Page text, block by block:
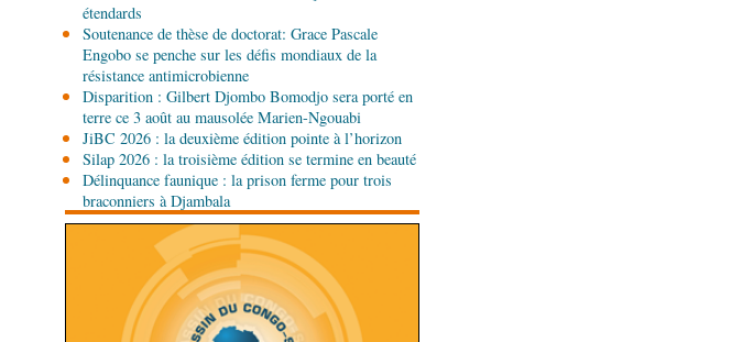
Ecofin s’imprègne des réalités du CHU-B
06-08-2026 08:45
PolitiqueVie des institutions : Pierre Ngolo et
Pierre Oba jettent les bases d’une collaboration
fructueuse
06-08-2026 08:30
Afrique-MondeCentrafrique : les sanctions de
l'ONU cachent la guerre silencieuse pour le
contrôle des ressources
étendards
Soutenance de thèse de doctorat: Grace Pascale
Engobo se penche sur les défis mondiaux de la
résistance antimicrobienne
Disparition : Gilbert Djombo Bomodjo sera porté en
terre ce 3 août au mausolée Marien-Ngouabi
JiBC 2026 : la deuxième édition pointe à l’horizon
Silap 2026 : la troisième édition se termine en beauté
Délinquance faunique : la prison ferme pour trois
braconniers à Djambala